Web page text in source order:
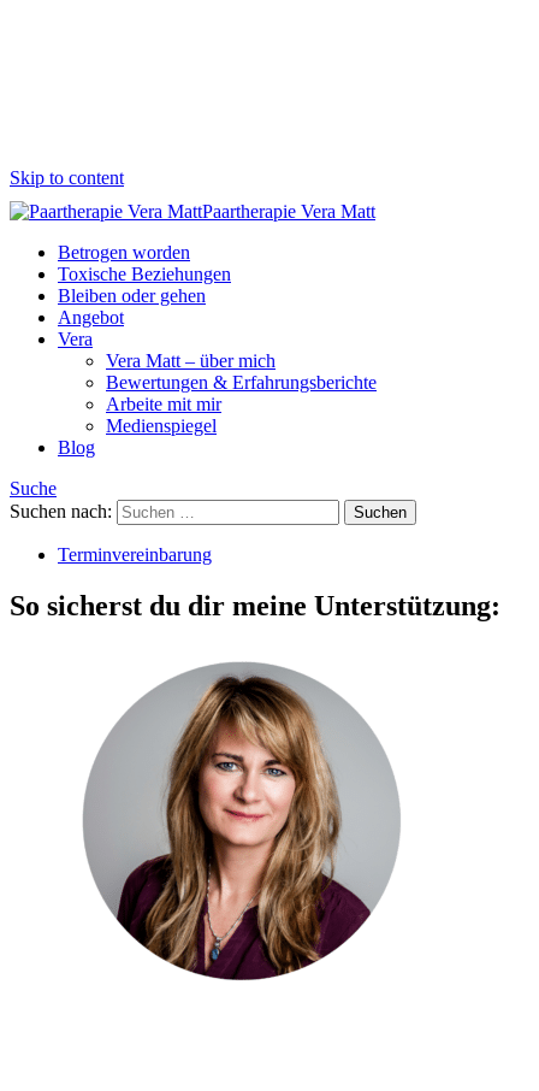
Skip to content
Paartherapie Vera Matt
Betrogen worden
Toxische Beziehungen
Bleiben oder gehen
Angebot
Vera
Vera Matt – über mich
Bewertungen & Erfahrungsberichte
Arbeite mit mir
Medienspiegel
Blog
Suche
Suchen nach:
Terminvereinbarung
So sicherst du dir meine Unterstützung: